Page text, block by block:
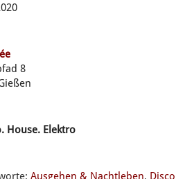
8
House. Elektro
Ausgehen & Nachtleben, Disco